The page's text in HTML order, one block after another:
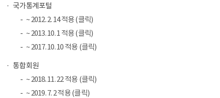
국가통계포털
~ 2012. 2. 14 적용 (클릭)
~ 2013. 10. 1 적용 (클릭)
~ 2017. 10. 10 적용 (클릭)
통합회원
~ 2018. 11. 22 적용 (클릭)
~ 2019. 7. 2 적용 (클릭)